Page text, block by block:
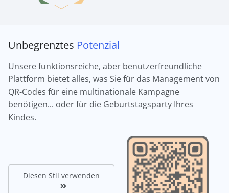
Unbegrenztes Potenzial
Unsere funktionsreiche, aber benutzerfreundliche
Plattform bietet alles, was Sie für das Management von
QR-Codes für eine multinationale Kampagne
benötigen... oder für die Geburtstagsparty Ihres
Kindes.
Diesen Stil verwenden